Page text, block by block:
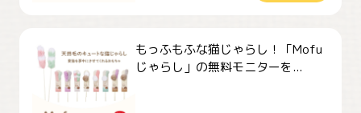
もっふもふな猫じゃらし！「Mofu
じゃらし」の無料モニターを...